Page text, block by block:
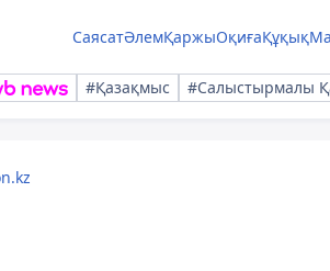
СаясатӘлемҚаржыОқиғаҚұқық
#Қазақмыс #Салыстырмалы